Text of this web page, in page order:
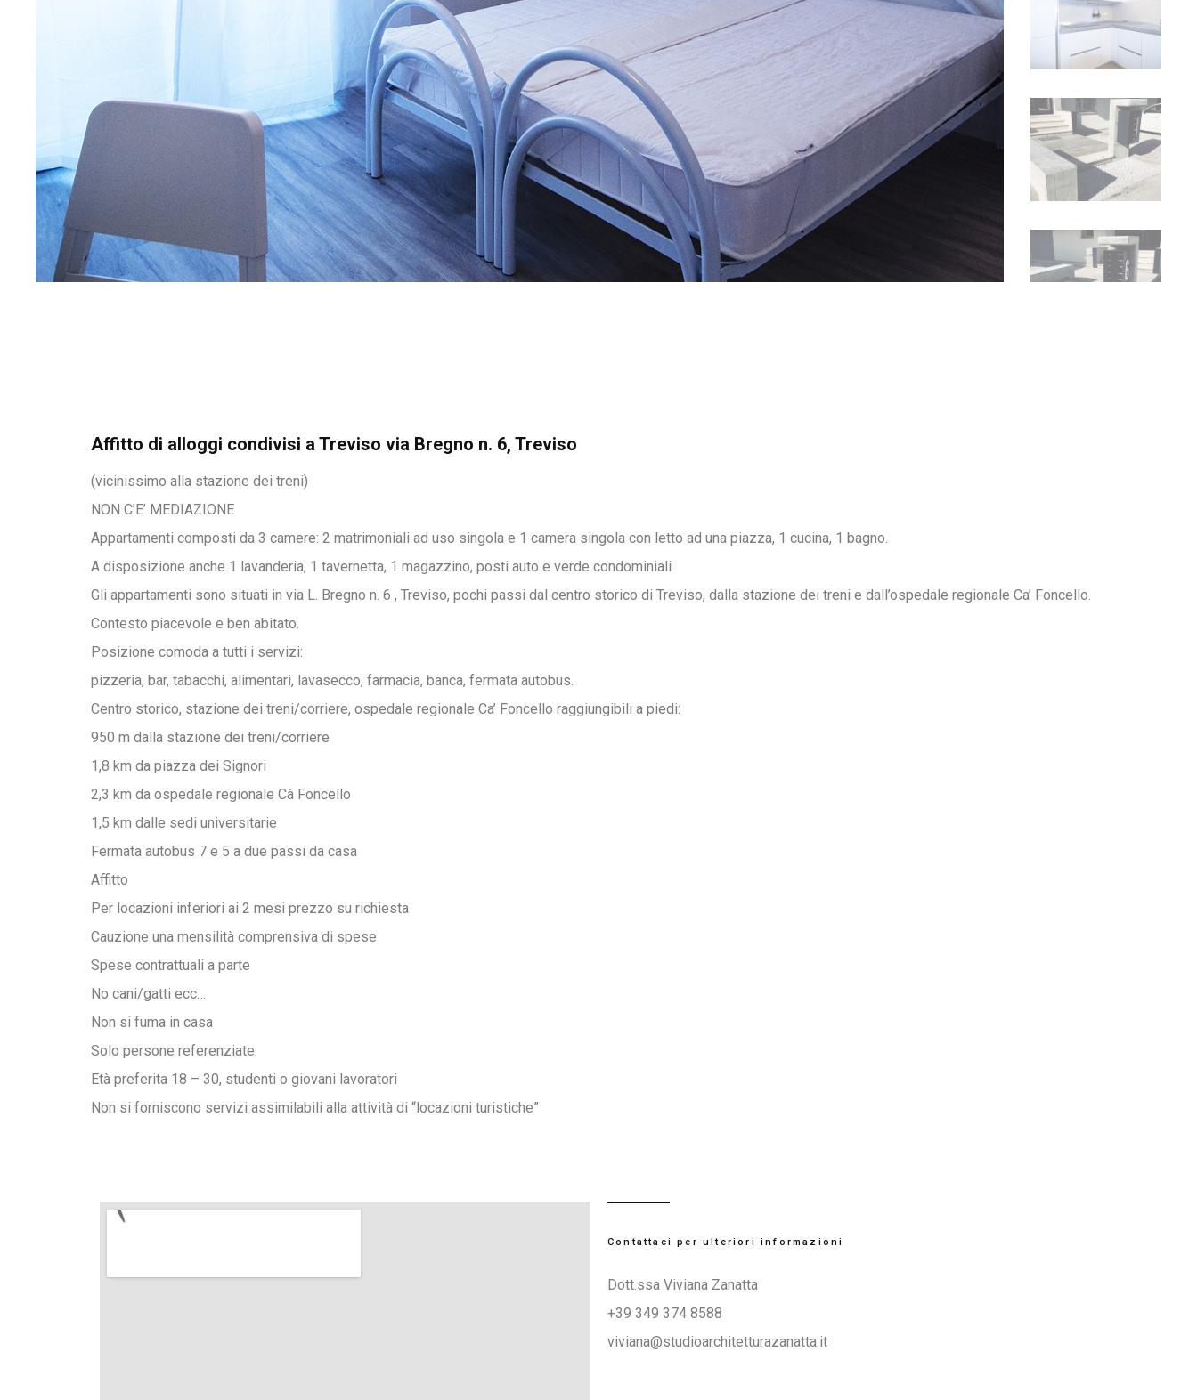
Affitto di alloggi condivisi a Treviso via Bregno n. 6, Treviso
(vicinissimo alla stazione dei treni)
NON C’E’ MEDIAZIONE
Appartamenti composti da 3 camere: 2 matrimoniali ad uso singola e 1 camera singola con letto ad una piazza, 1 cucina, 1 bagno.
A disposizione anche 1 lavanderia, 1 tavernetta, 1 magazzino, posti auto e verde condominiali
Gli appartamenti sono situati in via L. Bregno n. 6 , Treviso, pochi passi dal centro storico di Treviso, dalla stazione dei treni e dall’ospedale regionale Ca’ Foncello.
Contesto piacevole e ben abitato.
Posizione comoda a tutti i servizi:
pizzeria, bar, tabacchi, alimentari, lavasecco, farmacia, banca, fermata autobus.
Centro storico, stazione dei treni/corriere, ospedale regionale Ca’ Foncello raggiungibili a piedi:
950 m dalla stazione dei treni/corriere
1,8 km da piazza dei Signori
2,3 km da ospedale regionale Cà Foncello
1,5 km dalle sedi universitarie
Fermata autobus 7 e 5 a due passi da casa
Affitto
Per locazioni inferiori ai 2 mesi prezzo su richiesta
Cauzione una mensilità comprensiva di spese
Spese contrattuali a parte
No cani/gatti ecc…
Non si fuma in casa
Solo persone referenziate.
Età preferita 18 – 30, studenti o giovani lavoratori
Non si forniscono servizi assimilabili alla attività di “locazioni turistiche”
Contattaci per ulteriori informazioni
Dott.ssa Viviana Zanatta
+39 349 374 8588
viviana@studioarchitetturazanatta.it